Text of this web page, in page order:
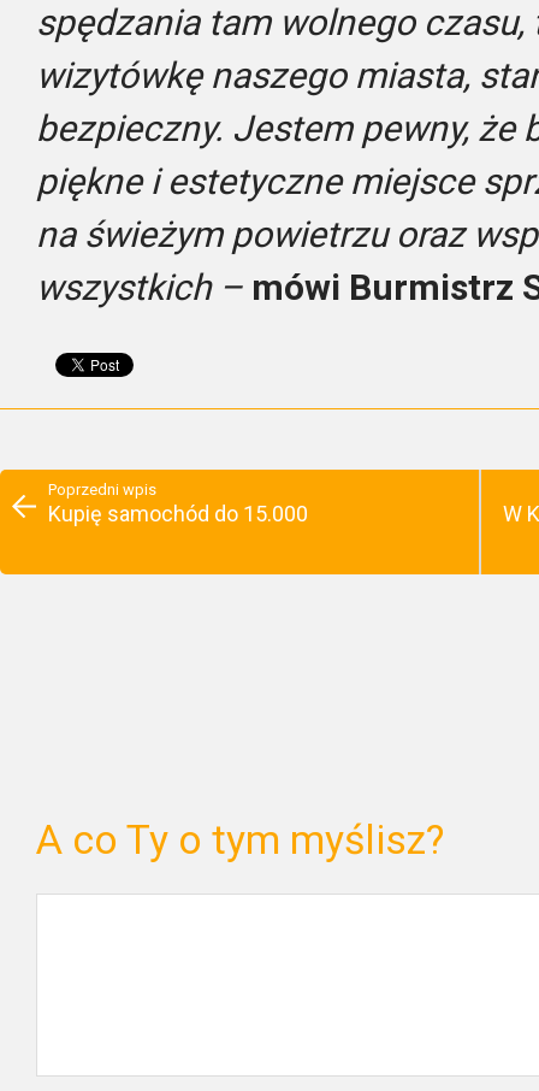
spędzania tam wolnego czasu,
wizytówkę naszego miasta,
bezpieczny. Jestem pewny, że
piękne i estetyczne miejsce
na świeżym powietrzu oraz
wszystkich – mówi Burmistrz
Poprzedni wpis
Kupię samochód do 15.000 W
A co Ty o tym myślisz?